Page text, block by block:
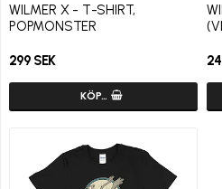
WILMER X - T-SHIRT,
POPMONSTER
299 SEK
KÖP…